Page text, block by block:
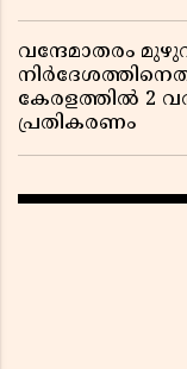
വന്ദേമാതരം
കേരളത്തിൽ 2
പ്രതികരണം